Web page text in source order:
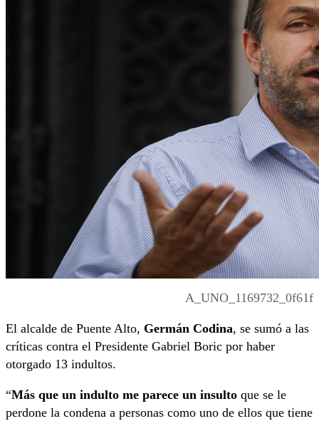
A_UNO_1169732_0f61f
El alcalde de Puente Alto, Germán Codina, se sumó a las
críticas contra el Presidente Gabriel Boric por haber
otorgado 13 indultos.
“Más que un indulto me parece un insulto que se le
perdone la condena a personas como uno de ellos que tiene